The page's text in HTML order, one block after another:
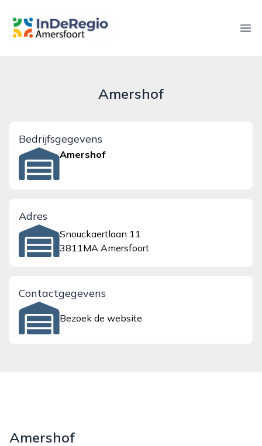
inderegioamersfoort.nl
Amershof
Bedrijfsgegevens
Amershof
Adres
Snouckaertlaan 11
3811MA Amersfoort
Contactgegevens
Bezoek de website
Amershof